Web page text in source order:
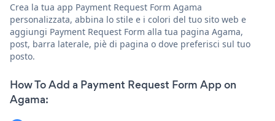
Crea la tua app Payment Request Form Agama
personalizzata, abbina lo stile e i colori del tuo sito web e
aggiungi Payment Request Form alla tua pagina Agama,
post, barra laterale, piè di pagina o dove preferisci sul tuo
posto.
How To Add a Payment Request Form App on
Agama: